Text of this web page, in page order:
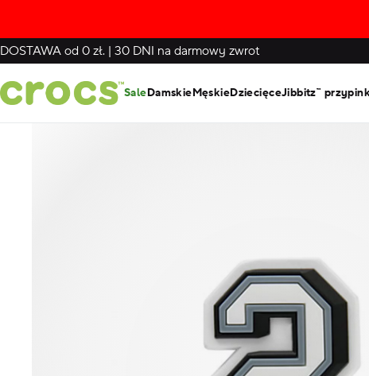
DOSTAWA od 0 zł. | 30 DNI na darmowy zwrot
SaleDamskieMęskieDziecięceJibbitz™